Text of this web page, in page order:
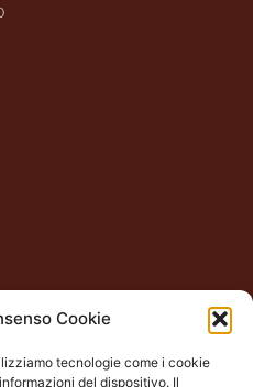
Cookie
tecnologie come i cookie
del dispositivo. Il